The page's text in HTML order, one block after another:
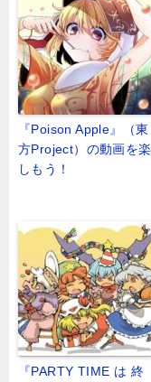
『Poison Apple』（東
方Project）の動画を楽
しもう！
『PARTY TIME は 終